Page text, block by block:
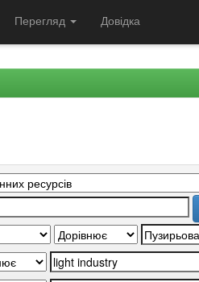
Перегляд Довідка